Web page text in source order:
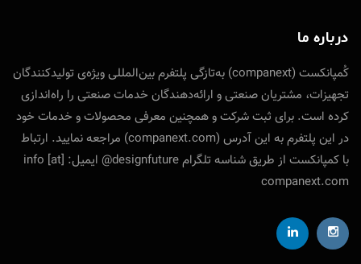
درباره ما
کُمپانکست (companext) به‌تازگی پلتفرم بین‌المللی ویژه‌ی تولید‌کنندگان
تجهیزات، مشتریان صنعتی و ارائه‌دهندگان خدمات صنعتی را راه‌اندازی
کرده است. برای ثبت شرکت و همچنین معرفی محصولات و خدمات خود
در این پلتفرم به این آدرس (companext.com) مراجعه نمایید. ارتباط
با کمپانکست از طریق شناسه تلگرام designfuture@ ایمیل: info [at]
companext.com